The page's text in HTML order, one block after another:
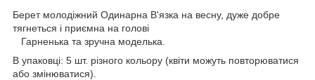
Берет молодіжний Одинарна В'язка на весну, дуже добре
тягнеться і приємна на голові
Гарненька та зручна моделька.
В упаковці: 5 шт. різного кольору (квіти можуть повторюватися
або змінюватися).